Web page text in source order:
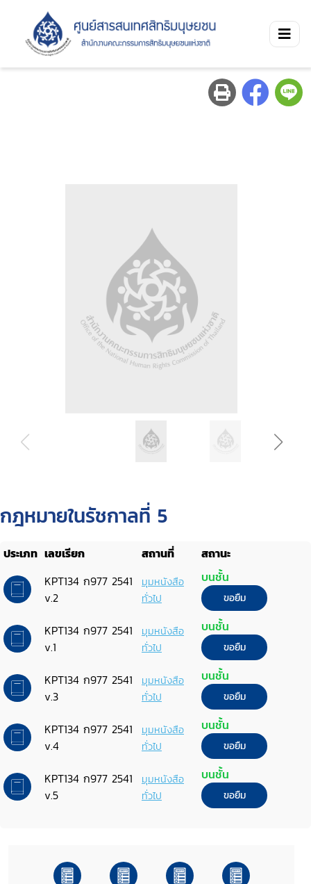
กฎหมายในรัชกาลที่ 5
ประเภท เลขเรียก สถานที่
สถานะ
KPT134 ก977 2541
v.2
มุมหนังสือ
ทั่วไป
บนชั้น
ขอยืม
KPT134 ก977 2541
v.1
มุมหนังสือ
ทั่วไป
บนชั้น
ขอยืม
KPT134 ก977 2541
v.3
มุมหนังสือ
ทั่วไป
บนชั้น
ขอยืม
KPT134 ก977 2541
v.4
มุมหนังสือ
ทั่วไป
บนชั้น
ขอยืม
KPT134 ก977 2541
v.5
มุมหนังสือ
ทั่วไป
บนชั้น
ขอยืม